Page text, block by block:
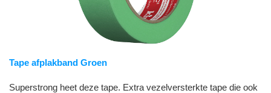
Tape afplakband Groen
Superstrong heet deze tape. Extra vezelversterkte tape die ook